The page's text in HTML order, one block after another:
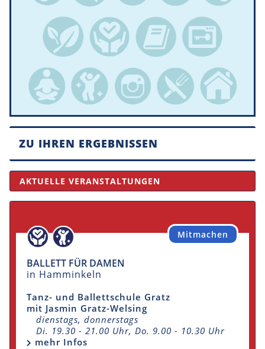
ZU IHREN ERGEBNISSEN
AKTUELLE VERANSTALTUNGEN
Mitmachen
BALLETT FÜR DAMEN
in Hamminkeln
Tanz- und Ballettschule Gratz
mit Jasmin Gratz-Welsing
dienstags, donnerstags
Di. 19.30 - 21.00 Uhr, Do. 9.00 - 10.30 Uhr
mehr Infos